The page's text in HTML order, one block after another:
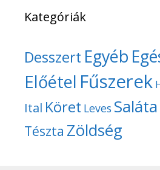
Kategóriák
Desszert Egyéb
Előétel Fűszerek
Ital Köret Leves Saláta
Tészta Zöldség